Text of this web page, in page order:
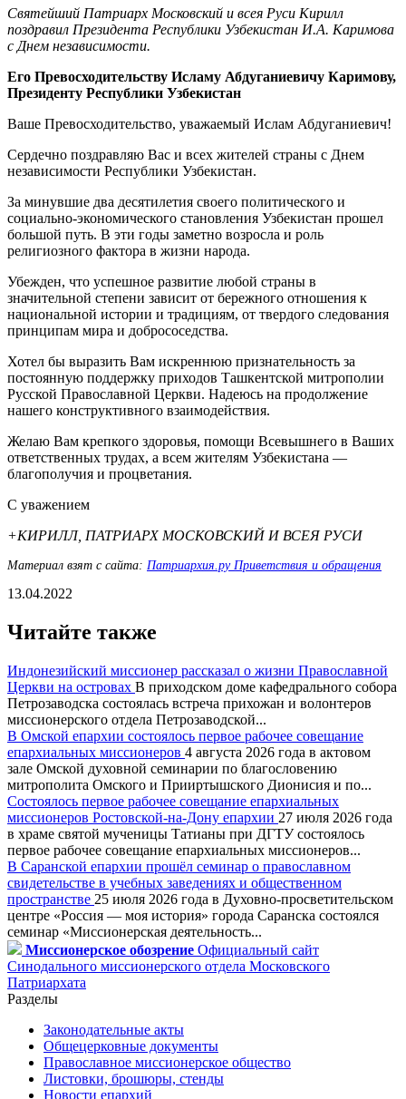
Святейший Патриарх Московский и всея Руси Кирилл
поздравил Президента Республики Узбекистан И.А. Каримова
с Днем независимости.
Его Превосходительству Исламу Абдуганиевичу Каримову,
Президенту Республики Узбекистан
Ваше Превосходительство, уважаемый Ислам Абдуганиевич!
Сердечно поздравляю Вас и всех жителей страны с Днем
независимости Республики Узбекистан.
За минувшие два десятилетия своего политического и
социально-экономического становления Узбекистан прошел
большой путь. В эти годы заметно возросла и роль
религиозного фактора в жизни народа.
Убежден, что успешное развитие любой страны в
значительной степени зависит от бережного отношения к
национальной истории и традициям, от твердого следования
принципам мира и добрососедства.
Хотел бы выразить Вам искреннюю признательность за
постоянную поддержку приходов Ташкентской митрополии
Русской Православной Церкви. Надеюсь на продолжение
нашего конструктивного взаимодействия.
Желаю Вам крепкого здоровья, помощи Всевышнего в Ваших
ответственных трудах, а всем жителям Узбекистана —
благополучия и процветания.
С уважением
+КИРИЛЛ, ПАТРИАРХ МОСКОВСКИЙ И ВСЕЯ РУСИ
Материал взят с сайта: Патриархия.ру Приветствия и обращения
13.04.2022
Читайте также
Индонезийский миссионер рассказал о жизни Православной
Церкви на островах В приходском доме кафедрального собора
Петрозаводска состоялась встреча прихожан и волонтеров
миссионерского отдела Петрозаводской...
В Омской епархии состоялось первое рабочее совещание
епархиальных миссионеров 4 августа 2026 года в актовом
зале Омской духовной семинарии по благословению
митрополита Омского и Прииртышского Дионисия и по...
Состоялось первое рабочее совещание епархиальных
миссионеров Ростовской-на-Дону епархии 27 июля 2026 года
в храме святой мученицы Татианы при ДГТУ состоялось
первое рабочее совещание епархиальных миссионеров...
В Саранской епархии прошёл семинар о православном
свидетельстве в учебных заведениях и общественном
пространстве 25 июля 2026 года в Духовно-просветительском
центре «Россия — моя история» города Саранска состоялся
семинар «Миссионерская деятельность...
Миссионерское обозрение Официальный сайт
Синодального миссионерского отдела Московского
Патриархата
Разделы
Законодательные акты
Общецерковные документы
Православное миссионерское общество
Листовки, брошюры, стенды
Новости епархий